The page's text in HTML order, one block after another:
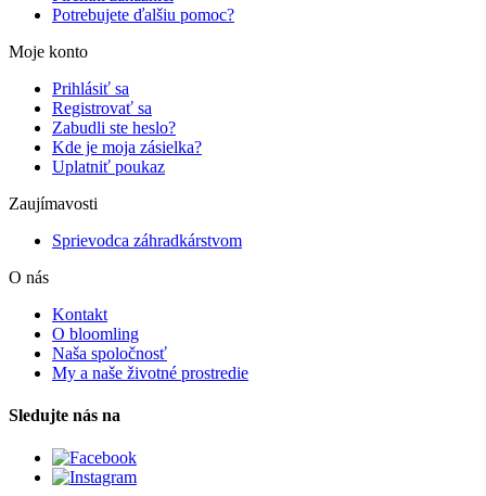
Potrebujete ďalšiu pomoc?
Moje konto
Prihlásiť sa
Registrovať sa
Zabudli ste heslo?
Kde je moja zásielka?
Uplatniť poukaz
Zaujímavosti
Sprievodca záhradkárstvom
O nás
Kontakt
O bloomling
Naša spoločnosť
My a naše životné prostredie
Sledujte nás na